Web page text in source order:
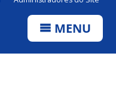
MENU